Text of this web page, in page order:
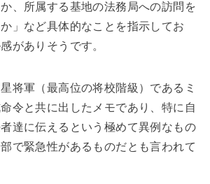
、所属する基地の法務局への訪問を
」など具体的なことを指示してお
がありそうです。
将軍（最高位の将校階級）であるミ
令と共に出したメモであり、特に自
達に伝えるという極めて異例なもの
で緊急性があるものだとも言われて